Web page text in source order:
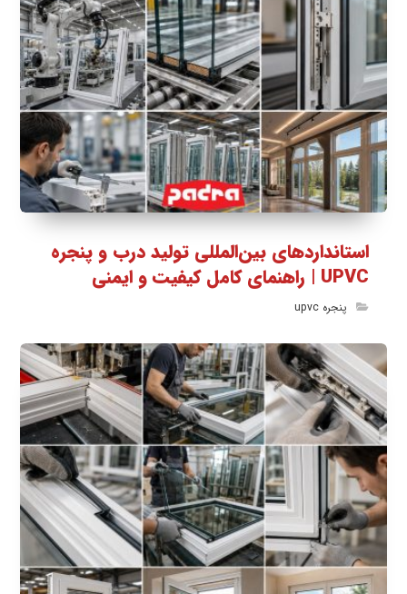
استانداردهای بین‌المللی تولید درب و پنجره
UPVC | راهنمای کامل کیفیت و ایمنی
پنجره upvc